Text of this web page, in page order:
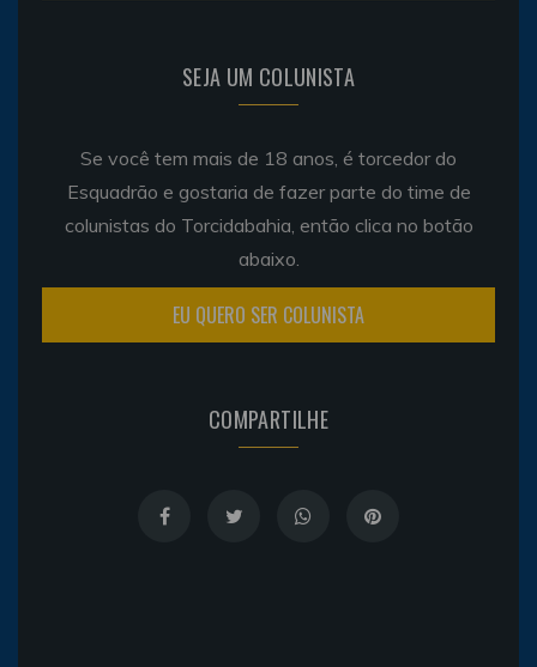
SEJA UM COLUNISTA
Se você tem mais de 18 anos, é torcedor do
Esquadrão e gostaria de fazer parte do time de
colunistas do Torcidabahia, então clica no botão
abaixo.
EU QUERO SER COLUNISTA
COMPARTILHE